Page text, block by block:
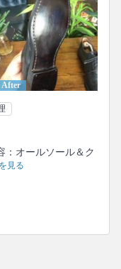
After
：オールソール＆ク
見る